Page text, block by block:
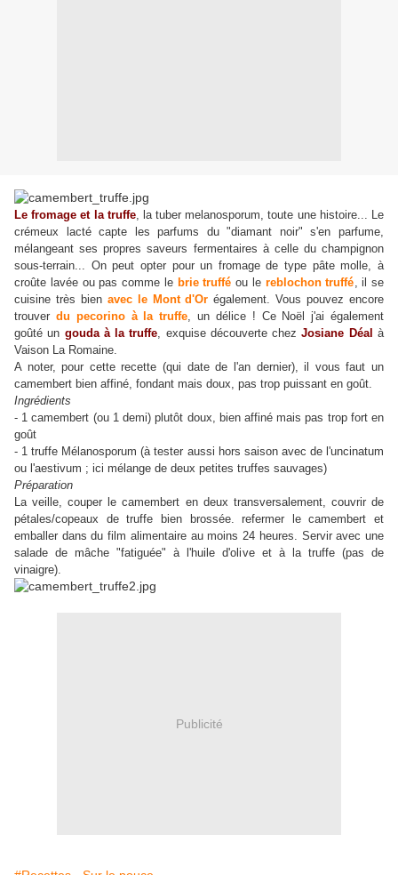
Le fromage et la truffe, la tuber melanosporum, toute une histoire... Le
crémeux lacté capte les parfums du "diamant noir" s'en parfume,
mélangeant ses propres saveurs fermentaires à celle du champignon
sous-terrain... On peut opter pour un fromage de type pâte molle, à
croûte lavée ou pas comme le brie truffé ou le reblochon truffé, il se
cuisine très bien avec le Mont d'Or également. Vous pouvez encore
trouver du pecorino à la truffe, un délice ! Ce Noël j'ai également
goûté un gouda à la truffe, exquise découverte chezJosiane Déal à
Vaison La Romaine.
A noter, pour cette recette (qui date de l'an dernier), il vous faut un
camembert bien affiné, fondant mais doux, pas trop puissant en goût.
Ingrédients
- 1 camembert (ou 1 demi) plutôt doux, bien affiné mais pas trop fort en
goût
- 1 truffe Mélanosporum (à tester aussi hors saison avec de l'uncinatum
ou l'aestivum ; ici mélange de deux petites truffes sauvages)
Préparation
La veille, couper le camembert en deux transversalement, couvrir de
pétales/copeaux de truffe bien brossée. refermer le camembert et
emballer dans du film alimentaire au moins 24 heures. Servir avec une
salade de mâche "fatiguée" à l'huile d'olive et à la truffe (pas de
vinaigre).
Publicité